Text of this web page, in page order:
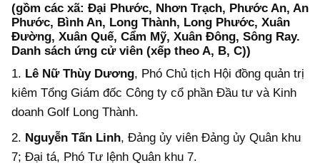
(gồm các xã: Đại Phước, Nhơn Trạch, Phước An, An
Phước, Bình An, Long Thành, Long Phước, Xuân
Đường, Xuân Quế, Cẩm Mỹ, Xuân Đông, Sông Ray.
Danh sách ứng cử viên (xếp theo A, B, C))
1. Lê Nữ Thùy Dương, Phó Chủ tịch Hội đồng quản trị
kiêm Tổng Giám đốc Công ty cổ phần Đầu tư và Kinh
doanh Golf Long Thành.
2. Nguyễn Tấn Linh, Đảng ủy viên Đảng ủy Quân khu
7; Đại tá, Phó Tư lệnh Quân khu 7.